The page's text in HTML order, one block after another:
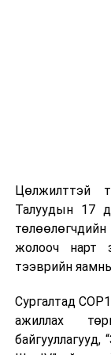
Цөлжилттэй
Талуудын 17
жолооч нарт
тээврийн
Сургалтад
ажиллах
байгууллагууд,